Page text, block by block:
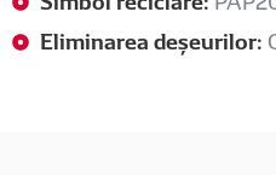
Eliminarea deșeurilor: